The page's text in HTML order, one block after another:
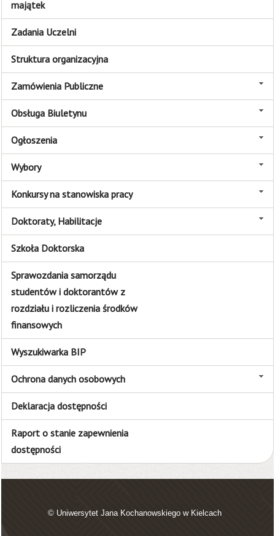
majątek
Zadania Uczelni
Struktura organizacyjna
Zamówienia Publiczne
Obsługa Biuletynu
Ogłoszenia
Wybory
Konkursy na stanowiska pracy
Doktoraty, Habilitacje
Szkoła Doktorska
Sprawozdania samorządu
studentów i doktorantów z
rozdziału i rozliczenia środków
finansowych
Wyszukiwarka BIP
Ochrona danych osobowych
Deklaracja dostępności
Raport o stanie zapewnienia
dostępności
© Uniwersytet Jana Kochanowskiego w Kielcach